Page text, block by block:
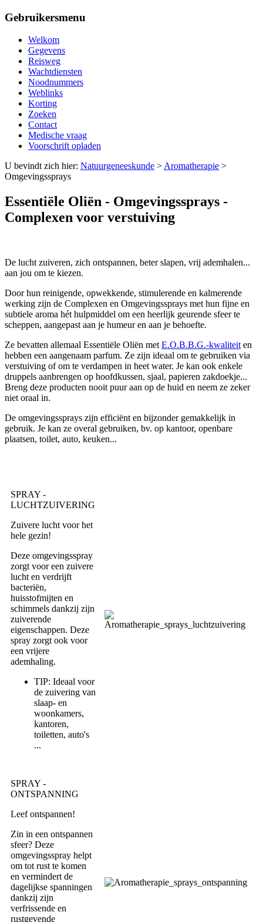
Gebruikersmenu
Welkom
Gegevens
Reisweg
Wachtdiensten
Noodnummers
Weblinks
Korting
Zoeken
Contact
Medische vraag
Voorschrift opladen
U bevindt zich hier: Natuurgeneeskunde > Aromatherapie >
Omgevingssprays
Essentiële Oliën - Omgevingssprays -
Complexen voor verstuiving
De lucht zuiveren, zich ontspannen, beter slapen, vrij ademhalen...
aan jou om te kiezen.
Door hun reinigende, opwekkende, stimulerende en kalmerende
werking zijn de Complexen en Omgevingssprays met hun fijne en
subtiele aroma hét hulpmiddel om een heerlijk geurende sfeer te
scheppen, aangepast aan je humeur en aan je behoefte.
Ze bevatten allemaal Essentiële Oliën met E.O.B.B.G.-kwaliteit en
hebben een aangenaam parfum. Ze zijn ideaal om te gebruiken via
verstuiving of om te verdampen in heet water. Je kan ook enkele
druppels aanbrengen op hoofdkussen, sjaal, papieren zakdoekje...
Breng deze producten nooit puur aan op de huid en neem ze zeker
niet oraal in.
De omgevingssprays zijn efficiënt en bijzonder gemakkelijk in
gebruik. Je kan ze overal gebruiken, bv. op kantoor, openbare
plaatsen, toilet, auto, keuken...
SPRAY -
LUCHTZUIVERING
Zuivere lucht voor het
hele gezin!
Deze omgevingsspray
zorgt voor een zuivere
lucht en verdrijft
bacteriën,
huisstofmijten en
schimmels dankzij zijn
zuiverende
eigenschappen. Deze
spray zorgt ook voor
een vrijere
ademhaling.
TIP: Ideaal voor
de zuivering van
slaap- en
woonkamers,
kantoren,
toiletten, auto's
...
SPRAY -
ONTSPANNING
Leef ontspannen!
Zin in een ontspannen
sfeer? Deze
omgevingsspray helpt
om tot rust te komen
en vermindert de
dagelijkse spanningen
dankzij zijn
verfrissende en
rustgevende